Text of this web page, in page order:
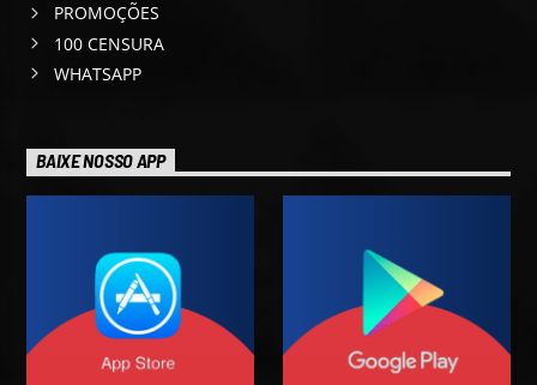
PROMOÇÕES
100 CENSURA
WHATSAPP
BAIXE NOSSO APP